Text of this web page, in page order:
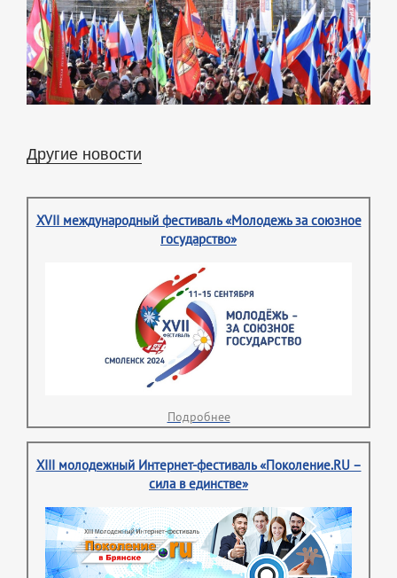
Другие новости
XVII международный фестиваль «Молодежь за союзное
государство»
Подробнее
XIII молодежный Интернет-фестиваль «Поколение.RU –
сила в единстве»